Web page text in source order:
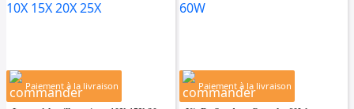
Paiement à la livraison Paiement à la livraison